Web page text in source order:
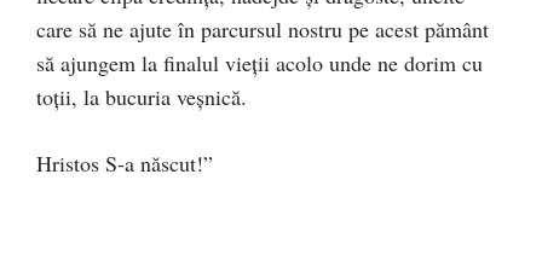
care să ne ajute în parcursul nostru pe acest pământ
să ajungem la finalul vieții acolo unde ne dorim cu
toții, la bucuria veșnică.
Hristos S-a născut!”